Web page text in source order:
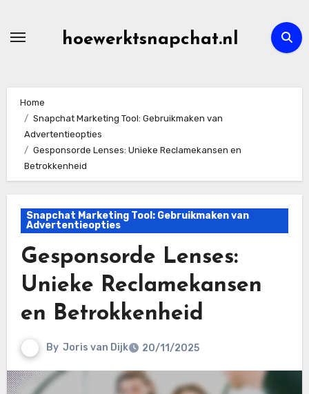
hoewerktsnapchat.nl
Home
Snapchat Marketing Tool: Gebruikmaken van
Advertentieopties
Gesponsorde Lenses: Unieke Reclamekansen en
Betrokkenheid
Snapchat Marketing Tool: Gebruikmaken van
Advertentieopties
Gesponsorde Lenses:
Unieke Reclamekansen
en Betrokkenheid
By Joris van Dijk 20/11/2025